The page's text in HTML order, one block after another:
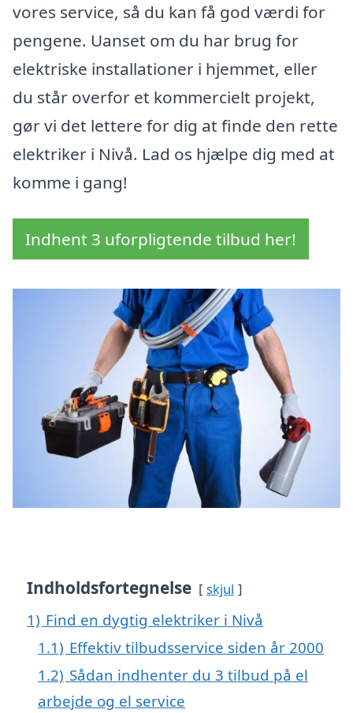
vores service, så du kan få god værdi for
pengene. Uanset om du har brug for
elektriske installationer i hjemmet, eller
du står overfor et kommercielt projekt,
gør vi det lettere for dig at finde den rette
elektriker i Nivå. Lad os hjælpe dig med at
komme i gang!
Indhent 3 uforpligtende tilbud her!
Indholdsfortegnelse skjul
1) Find en dygtig elektriker i Nivå
1.1) Effektiv tilbudsservice siden år 2000
1.2) Sådan indhenter du 3 tilbud på el
arbejde og el service